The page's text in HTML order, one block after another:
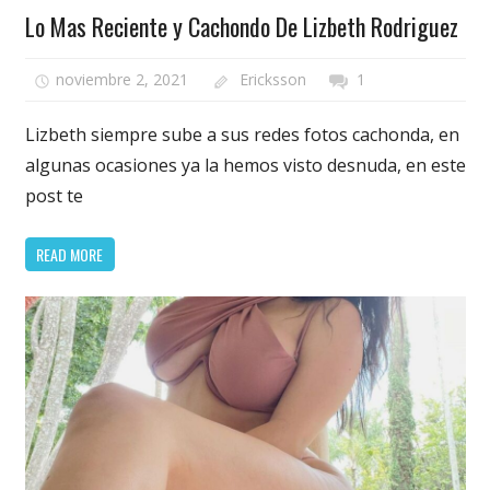
Lo Mas Reciente y Cachondo De Lizbeth Rodriguez
noviembre 2, 2021 Ericksson 1
Lizbeth siempre sube a sus redes fotos cachonda, en
algunas ocasiones ya la hemos visto desnuda, en este
post te
READ MORE